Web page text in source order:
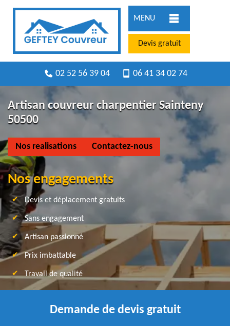
MENU
Devis gratuit
02 52 56 39 04 06 41 34 02 74
Artisan couvreur charpentier Sainteny
50500
Nos realisations Contactez-nous
Nos engagements
Devis et déplacement gratuits
Sans engagement
Artisan passionné
Prix imbattable
Travail de qualité
Demande de devis gratuit